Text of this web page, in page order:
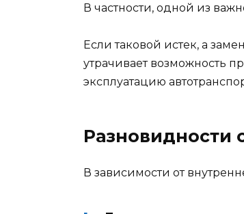
В частности, одной из
Если таковой истек, а
утрачивает возможность
эксплуатацию
Разновидности
В зависимости от